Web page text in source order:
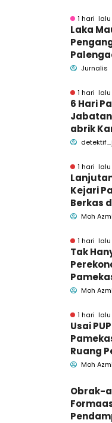
1 hari lalu
Laka
Jurnalis
1 hari lalu
6 Hari
abrik
Pemkab
1 hari lalu
Kejari
Berkas
Pemkab
Moh Azmi
1 hari lalu
Tak
Geledah
Jasa
Moh Azmi
1 hari lalu
Usai
Ruang
Moh Azmi
Obrak-